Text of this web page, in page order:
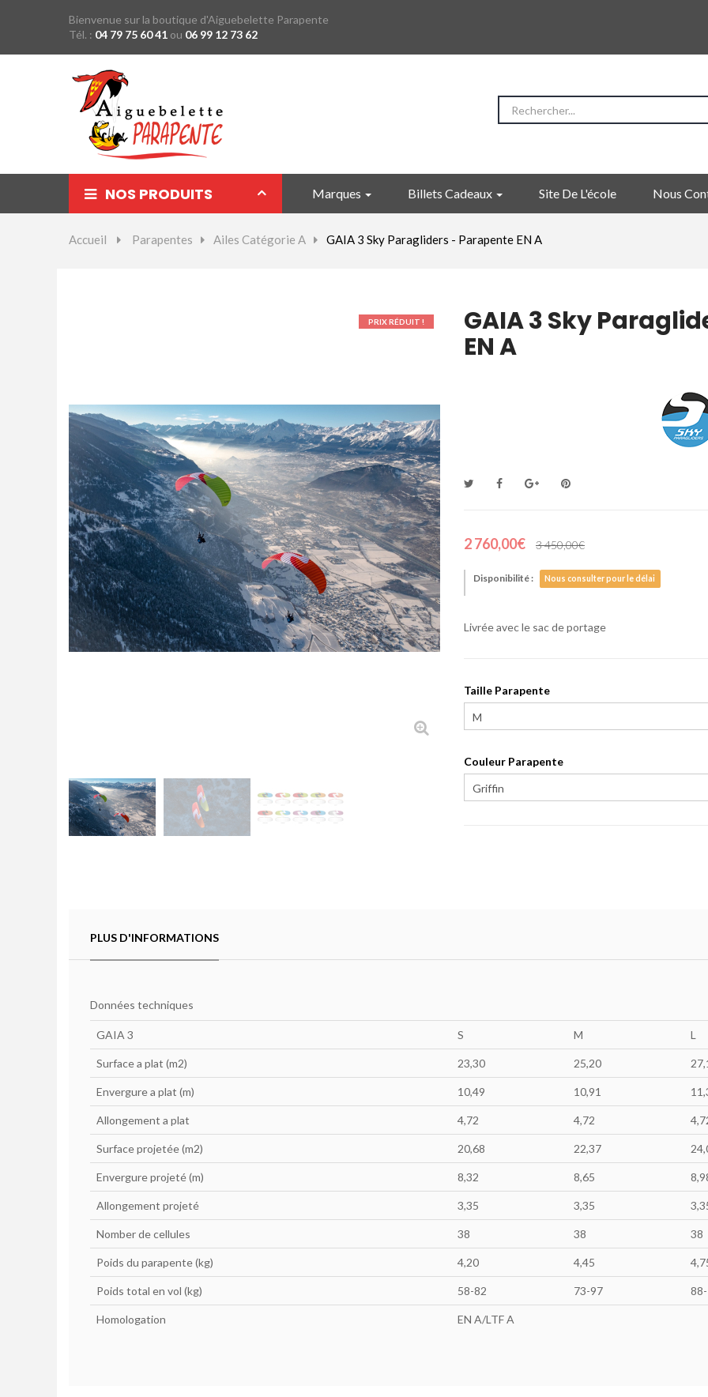
Bienvenue sur la boutique d'Aiguebelette Parapente
Tél. : 04 79 75 60 41 ou 06 99 12 73 62
NOS PRODUITS
Parapentes
Accessoires
Varios GPS
DÉMOS
OCCASIONS Parc École
PROMOTIONS
Marques Billets Cadeaux Site De L'école Nous
Accueil > Parapentes > Ailes Catégorie A > GAIA 3 Sky Paragliders - Parapente EN A
PRIX RÉDUIT ! GAIA 3 Sky
EN A
2 760,00€ 3 450,00€
Disponibilité : Nous consulter pour le délai
Livrée avec le sac de portage
PLUS D'INFORMATIONS
Données techniques
GAIA 3 S M L
Surface a plat (m2) 23,30 25,20
Envergure a plat (m) 10,49 10,91
Allongement a plat 4,72 4,72
Surface projetée (m2) 20,68 22,37
Envergure projeté (m) 8,32 8,65
Allongement projeté 3,35 3,35
Nomber de cellules 38 38 38
Poids du parapente (kg) 4,20 4,45
Poids total en vol (kg) 58-82 73-97
Homologation EN A/LTF A